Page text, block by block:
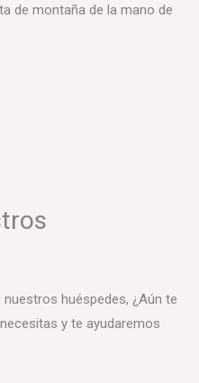
de montaña de la mano de
huéspedes, ¿Aún te
y te ayudaremos